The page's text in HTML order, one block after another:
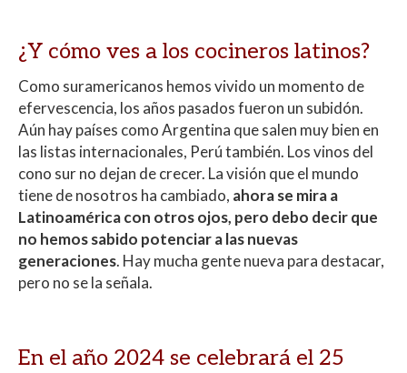
¿Y cómo ves a los cocineros latinos?
Como suramericanos hemos vivido un momento de
efervescencia, los años pasados fueron un subidón.
Aún hay países como Argentina que salen muy bien en
las listas internacionales, Perú también. Los vinos del
cono sur no dejan de crecer. La visión que el mundo
tiene de nosotros ha cambiado, ahora se mira a
Latinoamérica con otros ojos, pero debo decir que
no hemos sabido potenciar a las nuevas
generaciones. Hay mucha gente nueva para destacar,
pero no se la señala.
En el año 2024 se celebrará el 25